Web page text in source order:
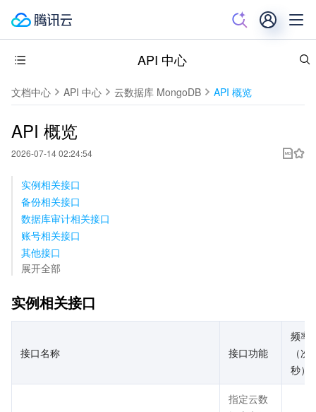
API 中心
文档中心 API 中心 云数据库 MongoDB API 概览
API 概览
2026-07-14 02:24:54
实例相关接口
备份相关接口
数据库审计相关接口
账号相关接口
其他接口
展开全部
实例相关接口
接口名称 接口功能
频率
（次/
秒）
指定云数